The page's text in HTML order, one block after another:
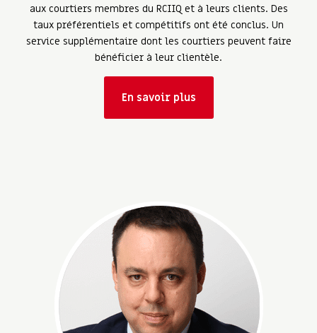
aux courtiers membres du RCIIQ et à leurs clients. Des
taux préférentiels et compétitifs ont été conclus. Un
service supplémentaire dont les courtiers peuvent faire
bénéficier à leur clientèle.
En savoir plus